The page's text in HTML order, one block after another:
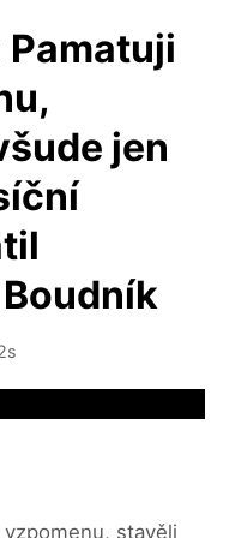
Pamatuji
jen
stavěli